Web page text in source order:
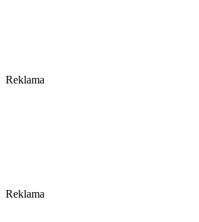
Reklama
Reklama